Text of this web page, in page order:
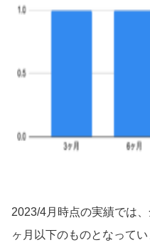
2023/4月時点の実績では
ヶ月以下のものとなってい